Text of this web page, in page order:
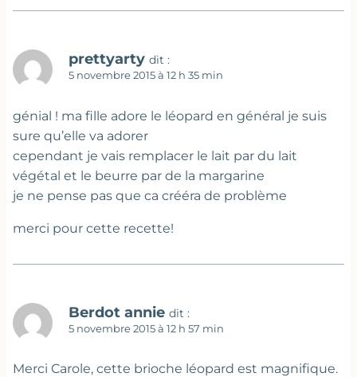
prettyarty dit :
5 novembre 2015 à 12 h 35 min
génial ! ma fille adore le léopard en général je suis
sure qu’elle va adorer
cependant je vais remplacer le lait par du lait
végétal et le beurre par de la margarine
je ne pense pas que ca crééra de problème
merci pour cette recette!
Berdot annie dit :
5 novembre 2015 à 12 h 57 min
Merci Carole, cette brioche léopard est magnifique.